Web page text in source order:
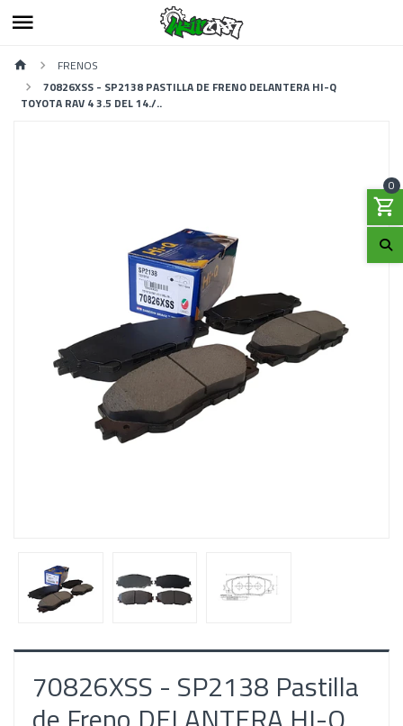
0
FRENOS
70826XSS - SP2138 PASTILLA DE FRENO DELANTERA HI-Q
TOYOTA RAV 4 3.5 DEL 14./..
Previous
70826XSS - SP2138 Pastilla